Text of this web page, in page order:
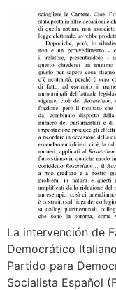
La intervención de
Democrático
Partido para
Socialista Español